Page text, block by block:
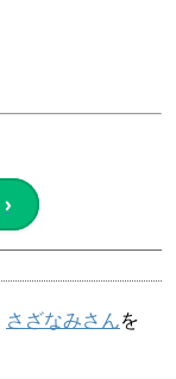
›
さざなみさんを